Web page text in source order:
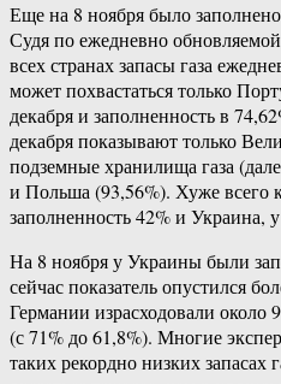
Еще на 8 ноября было
Судя по ежедневно
всех странах запасы газа
может похвастаться только
декабря и заполненность в
декабря показывают только
подземные хранилища газа
и Польша (93,56%). Хуже всего
заполненность 42% и Украина,
На 8 ноября у Украины были
сейчас показатель опустился
Германии израсходовали
(с 71% до 61,8%). Многие
таких рекордно низких запасах